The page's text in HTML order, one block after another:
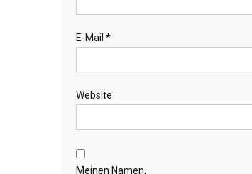
E-Mail *
Website
Meinen Namen,